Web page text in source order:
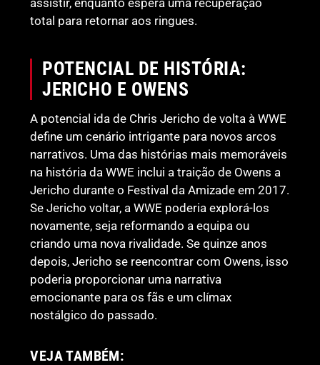
total para retornar aos ringues.
POTENCIAL DE HISTÓRIA:
JERICHO E OWENS
A potencial ida de Chris Jericho de volta à WWE
define um cenário intrigante para novos arcos
narrativos. Uma das histórias mais memoráveis
na história da WWE inclui a traição de Owens a
Jericho durante o Festival da Amizade em 2017.
Se Jericho voltar, a WWE poderia explorá-los
novamente, seja reformando a equipa ou
criando uma nova rivalidade. Se quinze anos
depois, Jericho se reencontrar com Owens, isso
poderia proporcionar uma narrativa
emocionante para os fãs e um clímax
nostálgico do passado.
VEJA TAMBÉM: